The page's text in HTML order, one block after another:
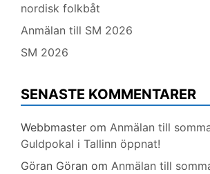
nordisk folkbåt
Anmälan till SM 2026
SM 2026
SENASTE KOMMENTARER
Webbmaster om Anmälan till
Guldpokal i Tallinn öppnat!
Göran Göran om Anmälan till